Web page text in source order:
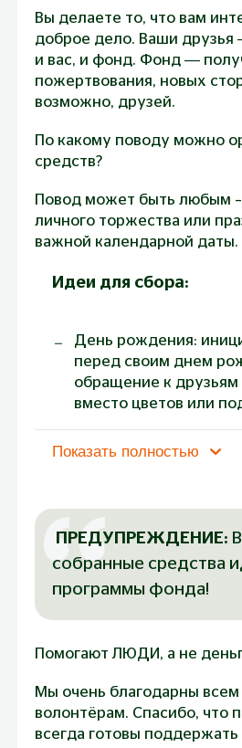
Вы делаете то, что вам
доброе дело. Ваши
и вас, и фонд. Фонд —
пожертвования, новых
возможно, друзей.
По какому поводу можно
средств?
Повод может быть любым –
личного торжества или
важной календарной даты.
Идеи для сбора:
День рождения:
перед своим днем
обращение к друзьям с
вместо цветов или
«Созидание» и отправляет
любого другого
инициатор сбора делает рассылку
коллегам с
средства для
конкретному адресату или в целом
образом отметить
коллег дату
Календарная дата:
Днем защиты детей
Показать полностью
ПРЕДУПРЕЖДЕНИЕ:
собранные средства
программы фонда!
Помогают ЛЮДИ, а не
Мы очень благодарны
волонтёрам. Спасибо, что
всегда готовы